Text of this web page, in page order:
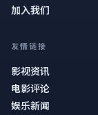
加入我们
友情链接
影视资讯
电影评论
娱乐新闻